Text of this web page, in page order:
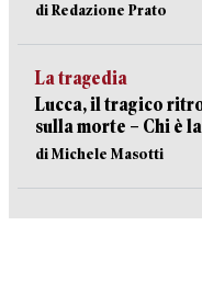
di Redazione Prato
La tragedia
Lucca, il tragico
sulla morte – Chi è
di Michele Masotti